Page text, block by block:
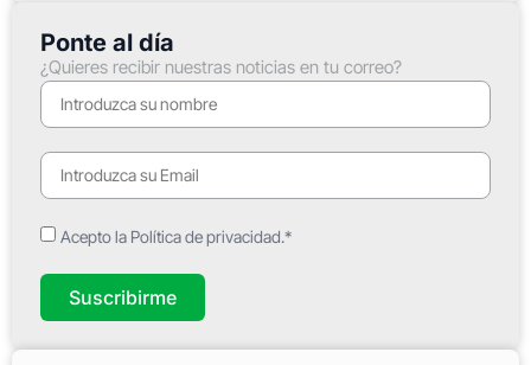
Ponte al día
¿Quieres recibir nuestras noticias en tu correo?
Acepto la Política de privacidad.*
Suscribirme